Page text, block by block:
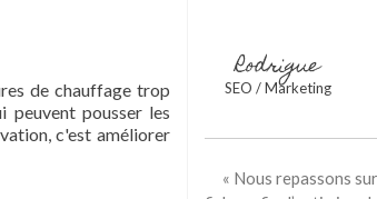
de chauffage trop
peuvent pousser les
c'est améliorer
Rodrigue
SEO / Marketing
« Nous repassons